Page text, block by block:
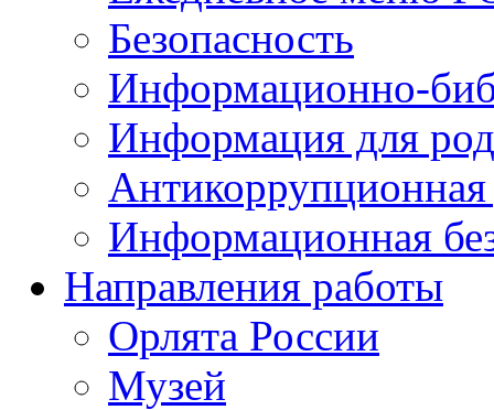
Безопасность
Информационно-
Информация для
Антикоррупционная
Информационная
Направления работы
Орлята России
Музей